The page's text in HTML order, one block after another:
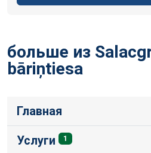
больше из
bāriņtiesa
Главная
Услуги 1